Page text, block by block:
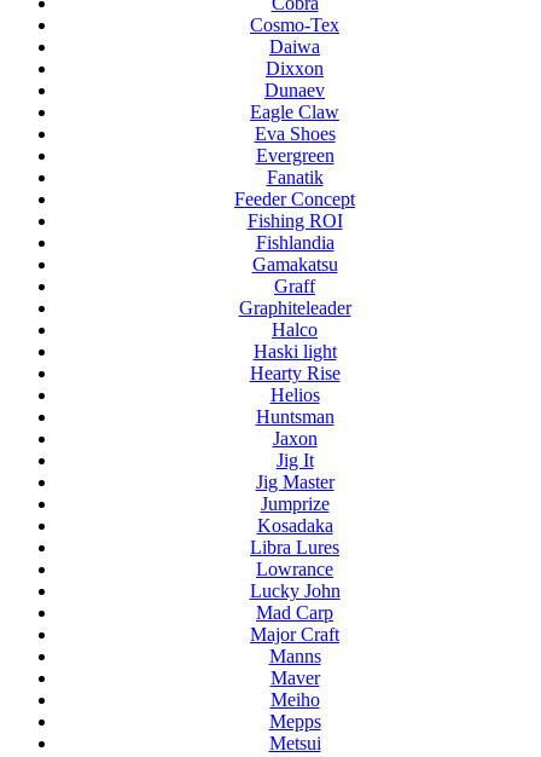
Cosmo-Tex
Daiwa
Dixxon
Dunaev
Eagle Claw
Eva Shoes
Evergreen
Fanatik
Feeder Concept
Fishing ROI
Fishlandia
Gamakatsu
Graff
Graphiteleader
Halco
Haski light
Hearty Rise
Helios
Huntsman
Jaxon
Jig It
Jig Master
Jumprize
Kosadaka
Libra Lures
Lowrance
Lucky John
Mad Carp
Major Craft
Manns
Maver
Meiho
Mepps
Metsui